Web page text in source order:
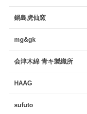
鍋島虎仙窯
mg&gk
会津木綿 青キ製織所
HAAG
sufuto